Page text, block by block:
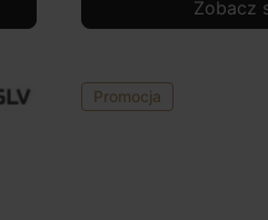
Zobacz
Promocja